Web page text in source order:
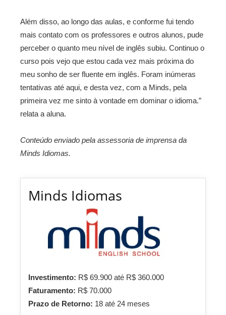
Além disso, ao longo das aulas, e conforme fui tendo
mais contato com os professores e outros alunos, pude
perceber o quanto meu nível de inglês subiu. Continuo o
curso pois vejo que estou cada vez mais próxima do
meu sonho de ser fluente em inglês. Foram inúmeras
tentativas até aqui, e desta vez, com a Minds, pela
primeira vez me sinto à vontade em dominar o idioma.”
relata a aluna.
Conteúdo enviado pela assessoria de imprensa da
Minds Idiomas.
Minds Idiomas
Investimento: R$ 69.900 até R$ 360.000
Faturamento: R$ 70.000
Prazo de Retorno: 18 até 24 meses